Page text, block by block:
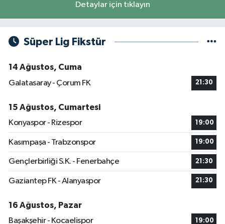
Detaylar için tıklayın
Süper Lig Fikstür
14 Ağustos, Cuma
Galatasaray - Çorum FK
21:30
15 Ağustos, Cumartesi
Konyaspor - Rizespor
19:00
Kasımpaşa - Trabzonspor 19:00
Gençlerbirliği S.K. - Fenerbahçe 21:30
Gaziantep FK - Alanyaspor 21:30
16 Ağustos, Pazar
Başakşehir - Kocaelispor
19:00